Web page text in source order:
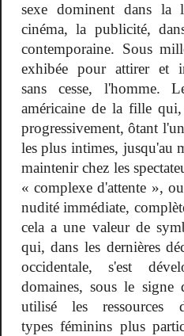
sexe dominent dans la
cinéma, la publicité,
contemporaine. Sous
exhibée pour attirer et
sans cesse, l'homme.
américaine de la fille qui,
progressivement, ôtant
les plus intimes, jusqu'au
maintenir chez les
« complexe d'attente »,
nudité immédiate,
cela a une valeur de
qui, dans les dernières
occidentale, s'est
domaines, sous le
utilisé les ressources
types féminins plus